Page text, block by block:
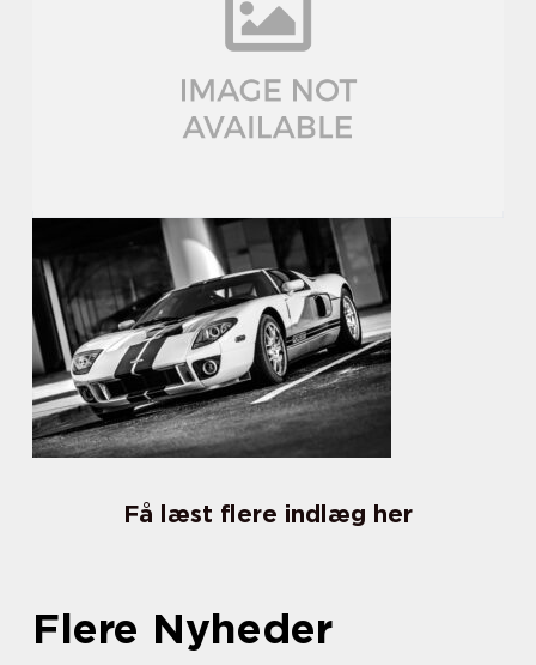
Få læst flere indlæg her
Flere Nyheder